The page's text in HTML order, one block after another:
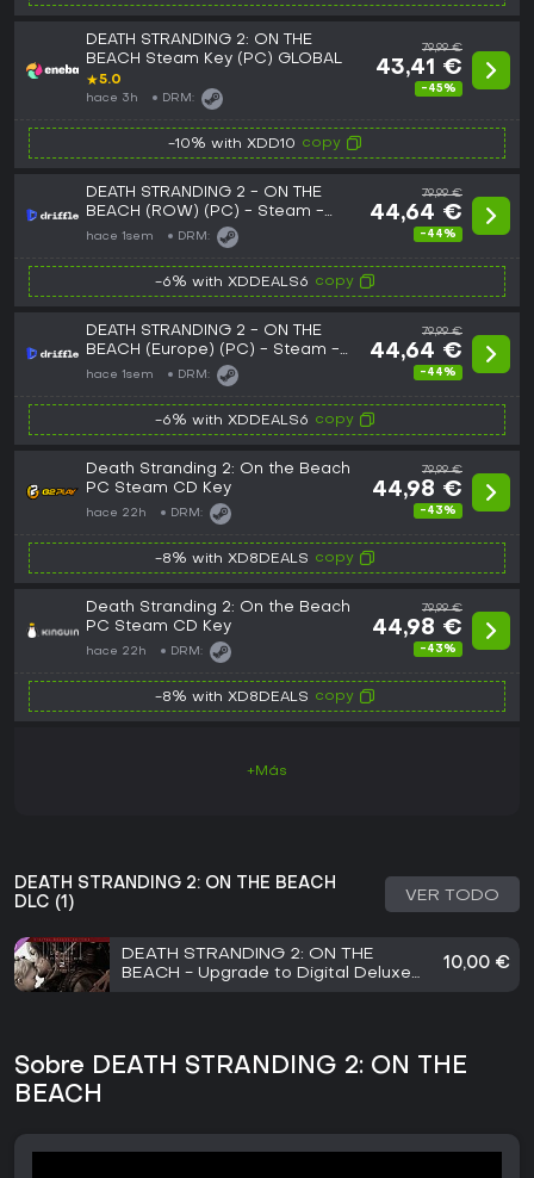
DEATH STRANDING 2: ON THE
BEACH Steam Key (PC) GLOBAL
★5.0
hace 3h DRM:
79,99 €
43,41 €
-45%
-10% with XDD10 copy
DEATH STRANDING 2 - ON THE
BEACH (ROW) (PC) - Steam -
Digital Key
hace 1sem DRM:
79,99 €
44,64 €
-44%
-6% with XDDEALS6 copy
DEATH STRANDING 2 - ON THE
BEACH (Europe) (PC) - Steam -
Digital Key
hace 1sem DRM:
79,99 €
44,64 €
-44%
-6% with XDDEALS6 copy
Death Stranding 2: On the Beach
PC Steam CD Key
hace 22h DRM:
79,99 €
44,98 €
-43%
-8% with XD8DEALS copy
Death Stranding 2: On the Beach
PC Steam CD Key
hace 22h DRM:
79,99 €
44,98 €
-43%
-8% with XD8DEALS copy
+Más
DEATH STRANDING 2: ON THE BEACH
DLC (1)
VER TODO
DEATH STRANDING 2: ON THE
BEACH - Upgrade to Digital Deluxe
10,00 €
Sobre DEATH STRANDING 2: ON THE
BEACH